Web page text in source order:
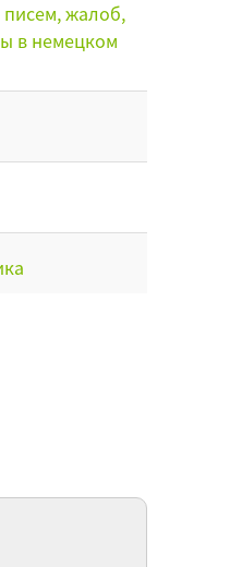
жалоб,
в немецком